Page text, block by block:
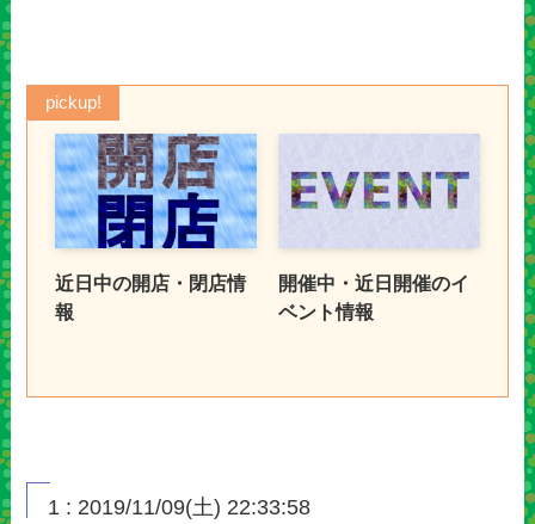
pickup!
近日中の開店・閉店情
報
開催中・近日開催のイ
ベント情報
1 : 2019/11/09(土) 22:33:58